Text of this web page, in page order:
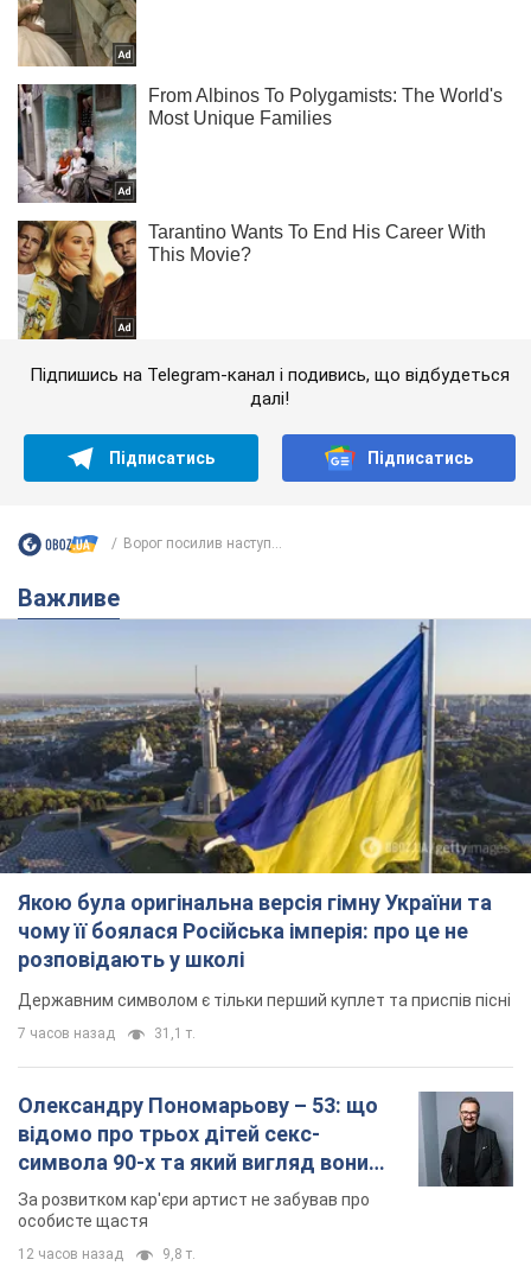
Підпишись на Telegram-канал і подивись, що відбудеться
далі!
Підписатись Підписатись
Ворог посилив наступ...
Важливе
Якою була оригінальна версія гімну України та
чому її боялася Російська імперія: про це не
розповідають у школі
Державним символом є тільки перший куплет та приспів пісні
7 часов назад 31,1 т.
Олександру Пономарьову – 53: що
відомо про трьох дітей секс-
символа 90-х та який вигляд вони
мають
За розвитком кар'єри артист не забував про
особисте щастя
12 часов назад 9,8 т.